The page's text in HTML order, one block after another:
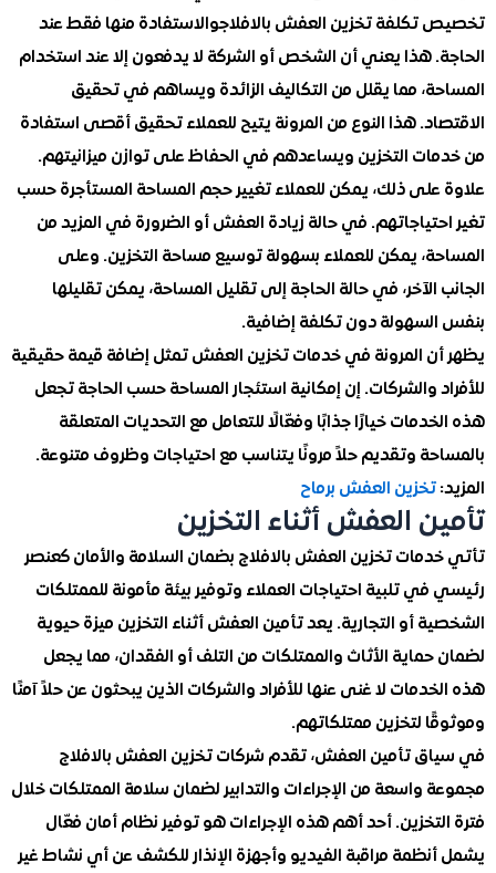
تخزين العفش بالافلاجوالاستفادة منها فقط عند
هذا يعني أن الشخص أو الشركة لا يدفعون إلا عند استخدام
مما يقلل من التكاليف الزائدة ويساهم في تحقيق
هذا النوع من المرونة يتيح للعملاء تحقيق أقصى استفادة
التخزين ويساعدهم في الحفاظ على توازن ميزانيتهم.
ذلك، يمكن للعملاء تغيير حجم المساحة المستأجرة حسب
في حالة زيادة العفش أو الضرورة في المزيد من
يمكن للعملاء بسهولة توسيع مساحة التخزين. وعلى
الآخر، في حالة الحاجة إلى تقليل المساحة، يمكن تقليلها
دون تكلفة إضافية.
المرونة في خدمات تخزين العفش تمثل إضافة قيمة حقيقية
والشركات. إن إمكانية استئجار المساحة حسب الحاجة تجعل
خيارًا جذابًا وفعّالًا للتعامل مع التحديات المتعلقة
وتقديم حلاً مرونًا يتناسب مع احتياجات وظروف متنوعة.
تخزين العفش برماح
العفش أثناء التخزين
تخزين العفش بالافلاج بضمان السلامة والأمان كعنصر
تلبية احتياجات العملاء وتوفير بيئة مأمونة للممتلكات
أو التجارية. يعد تأمين العفش أثناء التخزين ميزة حيوية
الأثاث والممتلكات من التلف أو الفقدان، مما يجعل
لا غنى عنها للأفراد والشركات الذين يبحثون عن حلاً آمنًا
لتخزين ممتلكاتهم.
تأمين العفش، تقدم شركات تخزين العفش بالافلاج
واسعة من الإجراءات والتدابير لضمان سلامة الممتلكات خلال
أحد أهم هذه الإجراءات هو توفير نظام أمان فعّال
مراقبة الفيديو وأجهزة الإنذار للكشف عن أي نشاط غير